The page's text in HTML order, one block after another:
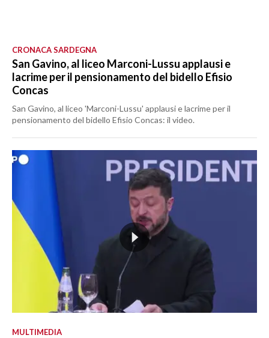
CRONACA SARDEGNA
San Gavino, al liceo Marconi-Lussu applausi e
lacrime per il pensionamento del bidello Efisio
Concas
San Gavino, al liceo 'Marconi-Lussu' applausi e lacrime per il
pensionamento del bidello Efisio Concas: il video.
MULTIMEDIA